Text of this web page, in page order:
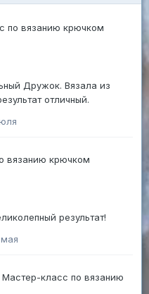
по вязанию крючком
Дружок. Вязала из
отличный.
вязанию крючком
результат!
класс по вязанию